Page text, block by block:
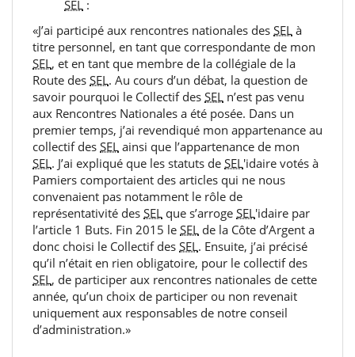
SEL :
«J’ai participé aux rencontres nationales des SEL à
titre personnel, en tant que correspondante de mon
SEL, et en tant que membre de la collégiale de la
Route des SEL. Au cours d’un débat, la question de
savoir pourquoi le Collectif des SEL n’est pas venu
aux Rencontres Nationales a été posée. Dans un
premier temps, j’ai revendiqué mon appartenance au
collectif des SEL ainsi que l’appartenance de mon
SEL. J’ai expliqué que les statuts de SEL'idaire votés à
Pamiers comportaient des articles qui ne nous
convenaient pas notamment le rôle de
représentativité des SEL que s’arroge SEL'idaire par
l’article 1 Buts. Fin 2015 le SEL de la Côte d’Argent a
donc choisi le Collectif des SEL. Ensuite, j’ai précisé
qu’il n’était en rien obligatoire, pour le collectif des
SEL, de participer aux rencontres nationales de cette
année, qu’un choix de participer ou non revenait
uniquement aux responsables de notre conseil
d’administration.»